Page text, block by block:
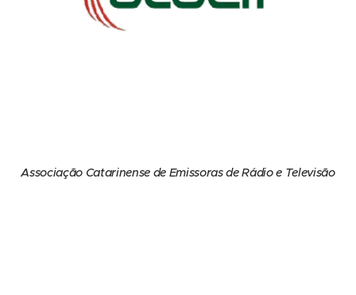
Associação Catarinense de Emissoras de Rádio e Televisão